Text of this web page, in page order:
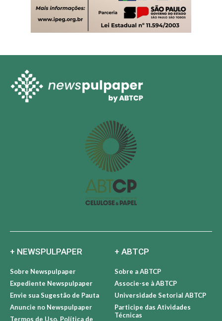
+ NEWSPULPAPER
Sobre Newspulpaper
Expediente Newspulpaper
Envie sua Sugestão de Pauta
Anuncie no Newspulpaper
Termos de Uso, Política de
+ ABTCP
Sobre a ABTCP
Associe-se à ABTCP
Universidade Setorial ABTCP
Participe das Atividades
Técnicas